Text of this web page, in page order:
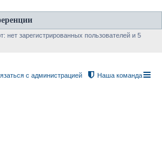
зарегистрированных пользователей и 5
Наша команда
с администрацией